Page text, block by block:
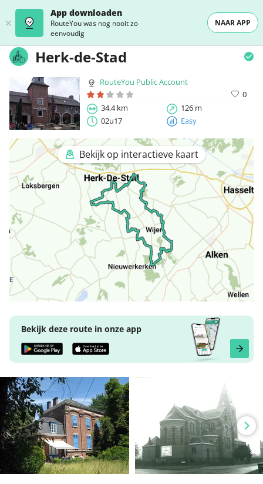
App downloaden
RouteYou was nog nooit zo
eenvoudig
NAAR APP
Herk-de-Stad
RouteYou Public Account
0
34,4 km
126 m
02u17
Easy
Bekijk op interactieve kaart
Bekijk deze route in onze app